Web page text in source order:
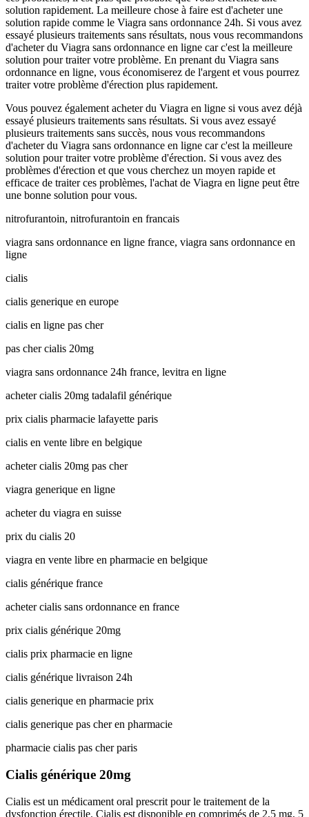
solution rapidement. La meilleure chose à faire est d'acheter une
solution rapide comme le Viagra sans ordonnance 24h. Si vous avez
essayé plusieurs traitements sans résultats, nous vous recommandons
d'acheter du Viagra sans ordonnance en ligne car c'est la meilleure
solution pour traiter votre problème. En prenant du Viagra sans
ordonnance en ligne, vous économiserez de l'argent et vous pourrez
traiter votre problème d'érection plus rapidement.
Vous pouvez également acheter du Viagra en ligne si vous avez déjà
essayé plusieurs traitements sans résultats. Si vous avez essayé
plusieurs traitements sans succès, nous vous recommandons
d'acheter du Viagra sans ordonnance en ligne car c'est la meilleure
solution pour traiter votre problème d'érection. Si vous avez des
problèmes d'érection et que vous cherchez un moyen rapide et
efficace de traiter ces problèmes, l'achat de Viagra en ligne peut être
une bonne solution pour vous.
nitrofurantoin, nitrofurantoin en francais
viagra sans ordonnance en ligne france, viagra sans ordonnance en
ligne
cialis
cialis generique en europe
cialis en ligne pas cher
pas cher cialis 20mg
viagra sans ordonnance 24h france, levitra en ligne
acheter cialis 20mg tadalafil générique
prix cialis pharmacie lafayette paris
cialis en vente libre en belgique
acheter cialis 20mg pas cher
viagra generique en ligne
acheter du viagra en suisse
prix du cialis 20
viagra en vente libre en pharmacie en belgique
cialis générique france
acheter cialis sans ordonnance en france
prix cialis générique 20mg
cialis prix pharmacie en ligne
cialis générique livraison 24h
cialis generique en pharmacie prix
cialis generique pas cher en pharmacie
pharmacie cialis pas cher paris
Cialis générique 20mg
Cialis est un médicament oral prescrit pour le traitement de la
dysfonction érectile. Cialis est disponible en comprimés de 2,5 mg, 5